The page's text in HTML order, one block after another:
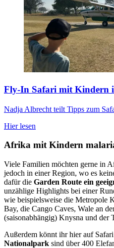
Fly-In Safari mit Kindern
Nadja Albrecht teilt Tipps zum
Hier lesen
Afrika mit Kindern
Viele Familien möchten gerne in
jedoch in einer Region, wo es
dafür die Garden Route ein
unzählige Highlights bei einer
wie beispielsweise die Metropole
Bay, die Cango Caves, Wale an
(saisonabhängig) Knysna und der
Außerdem könnt ihr hier auf
Nationalpark sind über 400